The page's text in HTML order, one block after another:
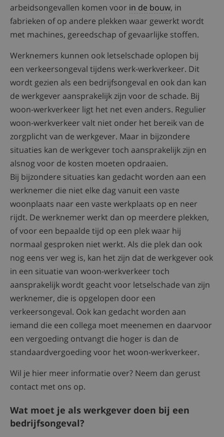
arbeidsongevallen komen voor in de bouw, in
fabrieken of op andere plekken waar gewerkt wordt
met machines, gereedschap of gevaarlijke stoffen.
Werknemers kunnen ook letselschade oplopen bij
een verkeersongeval tijdens werk-werkverkeer. Dit
wordt gezien als een bedrijfsongeval en ook dan kan
de werkgever aansprakelijk zijn voor de schade. Bij
woon-werkverkeer ligt het net even anders. Regulier
woon-werkverkeer valt niet onder het bereik van de
zorgplicht van de werkgever. Maar in bijzondere
situaties kan de werkgever toch aansprakelijk zijn en
alsnog voor de kosten moeten opdraaien.
Bij bijzondere situaties kan gedacht worden aan een
werknemer die niet elke dag vanuit een vaste
woonplaats naar een vaste werkplaats op en neer
rijdt. De werknemer werkt dan op meerdere plekken,
of voor een bepaalde tijd op een plek waar hij
normaal gesproken niet werkt. Als die plek dan ook
nog eens ver weg is, kan het zijn dat de werkgever ook
in een situatie van woon-werkverkeer toch
aansprakelijk wordt geacht voor letselschade van zijn
werknemer, die is opgelopen door een
verkeersongeval. Ook kan gedacht worden aan
iemand die een collega moet meenemen en daarvoor
een vergoeding ontvangt die hoger is dan de
standaardvergoeding voor het woon-werkverkeer.
Wil je hier meer informatie over? Neem dan gerust
contact met ons op.
Wat moet je als werkgever doen bij een
bedrijfsongeval?